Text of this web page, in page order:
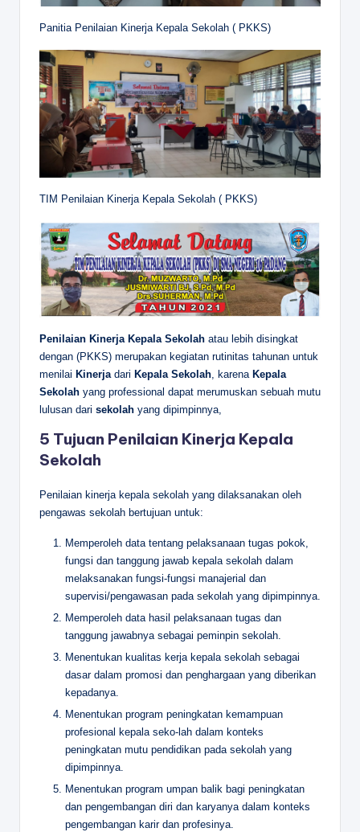
Panitia Penilaian Kinerja Kepala Sekolah ( PKKS)
TIM Penilaian Kinerja Kepala Sekolah ( PKKS)
Penilaian Kinerja Kepala Sekolah atau lebih disingkat
dengan (PKKS) merupakan kegiatan rutinitas tahunan untuk
menilai Kinerja dari Kepala Sekolah , karena Kepala
Sekolah yang professional dapat merumuskan sebuah mutu
lulusan dari sekolah yang dipimpinnya,
5 Tujuan Penilaian Kinerja Kepala
Sekolah
Penilaian kinerja kepala sekolah yang dilaksanakan oleh
pengawas sekolah bertujuan untuk:
Memperoleh data tentang pelaksanaan tugas pokok,
fungsi dan tanggung jawab kepala sekolah dalam
melaksanakan fungsi-fungsi manajerial dan
supervisi/pengawasan pada sekolah yang dipimpinnya.
Memperoleh data hasil pelaksanaan tugas dan
tanggung jawabnya sebagai peminpin sekolah.
Menentukan kualitas kerja kepala sekolah sebagai
dasar dalam promosi dan penghargaan yang diberikan
kepadanya.
Menentukan program peningkatan kemampuan
profesional kepala seko-lah dalam konteks
peningkatan mutu pendidikan pada sekolah yang
dipimpinnya.
Menentukan program umpan balik bagi peningkatan
dan pengembangan diri dan karyanya dalam konteks
pengembangan karir dan profesinya.